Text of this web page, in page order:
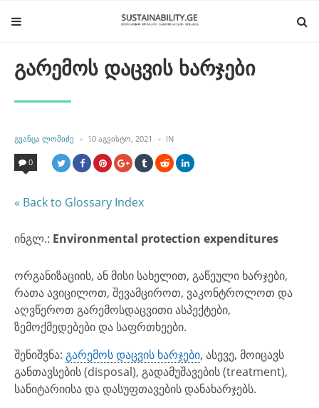
გარემოს დაცვის ხარჯები
POSTED
BY
ᲒᲕᲐᲜᲪᲐ ᲚᲝᲛᲘᲫᲔ 10 ᲐᲒᲕᲘᲡᲢᲝ, 2021 INPOSTED
IN
0
« Back to Glossary Index
ინგლ.: Environmental protection expenditures
ორგანიზაციის, ან მისი სახელით, გაწეული ხარჯები,
რათა ავიცილოთ, შევამციროთ, ვაკონტროლოთ და
აღვწეროთ გარემოსდაცვითი ასპექტები,
ზემოქმედებები და საფრთხეები.
შენიშვნა: გარემოს დაცვის ხარჯები, ასევე, მოიცავს
განთავსების (disposal), გადამუშავების (treatment),
სანიტარიისა და დასუფთავების დანახარჯებს.